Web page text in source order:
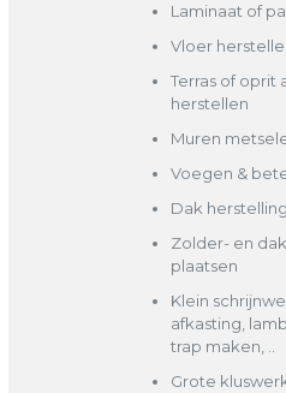
Laminaat of
Vloer
Terras of oprit
herstellen
Muren
Voegen &
Dak
Zolder- en
plaatsen
Klein
afkasting,
trap maken, ..
Grote